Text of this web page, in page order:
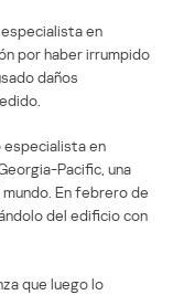
en
por haber irrumpido
daños
especialista en
Pacific, una
En febrero de
del edificio con
que luego lo